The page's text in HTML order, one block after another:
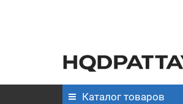
Каталог товаров